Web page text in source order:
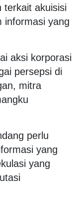
terkait akuisisi
informasi yang
aksi korporasi
persepsi di
mitra
perlu
yang
yang